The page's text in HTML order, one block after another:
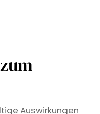
Auswirkungen